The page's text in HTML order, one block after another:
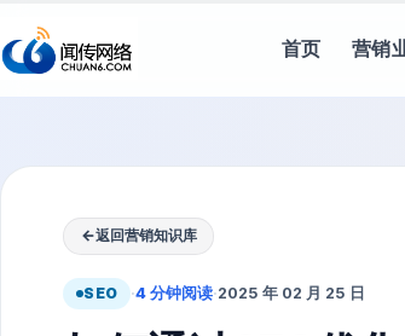
首页 营销
←返回营销知识库
SEO ·4 分钟阅读·2025 年 02 月 25 日